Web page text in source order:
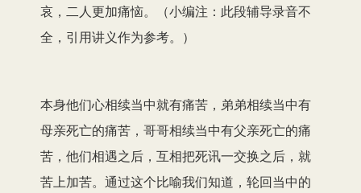
哀，二人更加痛恼。（小编注：此段辅导录音不
全，引用讲义作为参考。）
本身他们心相续当中就有痛苦，弟弟相续当中有
母亲死亡的痛苦，哥哥相续当中有父亲死亡的痛
苦，他们相遇之后，互相把死讯一交换之后，就
苦上加苦。通过这个比喻我们知道，轮回当中的